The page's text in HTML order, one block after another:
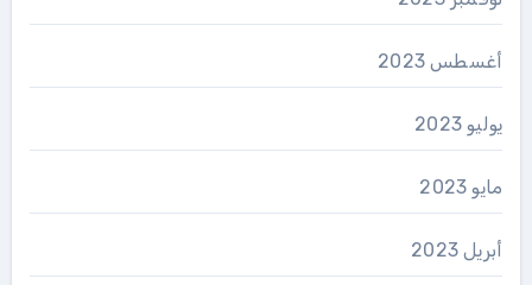
أغسطس 2023
يوليو 2023
مايو 2023
أبريل 2023